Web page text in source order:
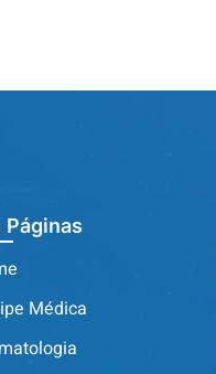
Páginas
Médica